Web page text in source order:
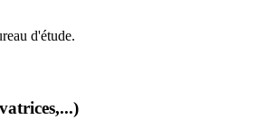
d'étude.